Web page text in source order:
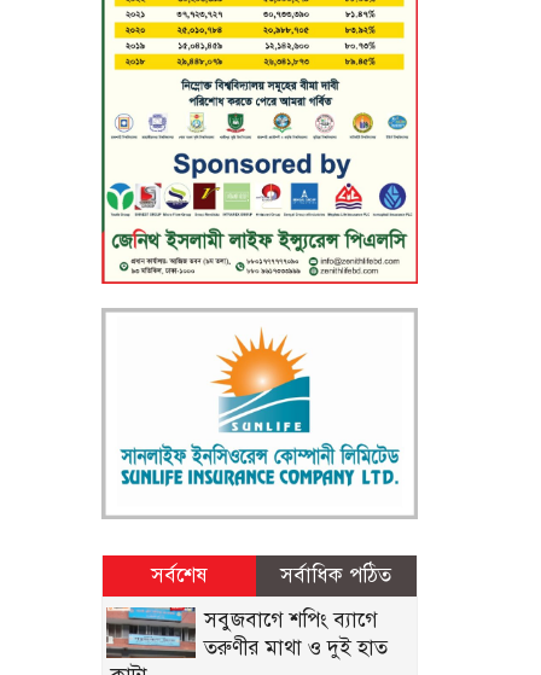
সর্বশেষ
সর্বাধিক পঠিত
সবুজবাগে শপিং ব্যাগে
তরুণীর মাথা ও দুই হাত